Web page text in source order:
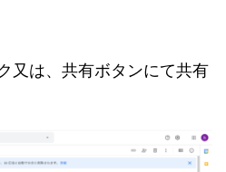
又は、共有ボタンにて共有